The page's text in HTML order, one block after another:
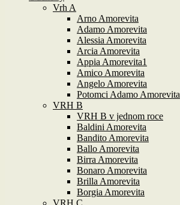
Vrh A
Arno Amorevita
Adamo Amorevita
Alessia Amorevita
Arcia Amorevita
Appia Amorevita1
Amico Amorevita
Angelo Amorevita
Potomci Adamo Amorevita
VRH B
VRH B v jednom roce
Baldini Amorevita
Bandito Amorevita
Ballo Amorevita
Birra Amorevita
Bonaro Amorevita
Brilla Amorevita
Borgia Amorevita
VRH C